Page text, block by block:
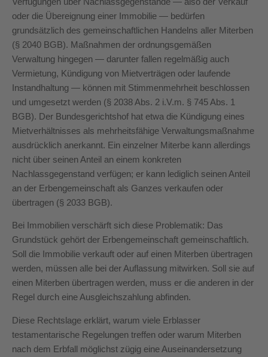
oder die Übereignung einer Immobilie — bedürfen
grundsätzlich des gemeinschaftlichen Handelns aller Miterben
(§ 2040 BGB). Maßnahmen der ordnungsgemäßen
Verwaltung hingegen — darunter fallen regelmäßig auch
Vermietung, Kündigung von Mietverträgen oder laufende
Instandhaltung — können mit Stimmenmehrheit beschlossen
und umgesetzt werden (§ 2038 Abs. 2 i.V.m. § 745 Abs. 1
BGB). Der Bundesgerichtshof hat etwa die Kündigung eines
Mietverhältnisses als mehrheitsfähige Verwaltungsmaßnahme
ausdrücklich anerkannt. Ein einzelner Miterbe kann allerdings
nicht über seinen Anteil an einem konkreten
Nachlassgegenstand verfügen; er kann lediglich seinen Anteil
an der Erbengemeinschaft als Ganzes verkaufen oder
übertragen (§ 2033 BGB).
Bei Immobilien verschärft sich diese Problematik: Das
Grundstück gehört der Erbengemeinschaft gemeinschaftlich.
Soll die Immobilie verkauft oder auf einen Miterben übertragen
werden, müssen alle bei der Auflassung mitwirken. Soll sie auf
einen Miterben übertragen werden, muss er die anderen in der
Regel durch eine Ausgleichszahlung abfinden.
Diese Rechtslage erklärt, warum viele Erblasser
testamentarische Regelungen treffen oder warum Miterben
nach dem Erbfall möglichst zügig eine Auseinandersetzung